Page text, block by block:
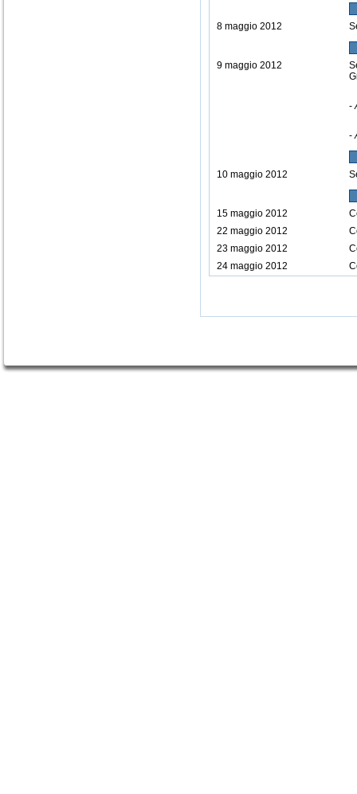
8 maggio 2012
9 maggio 2012
-
-
10 maggio 2012
15 maggio 2012
22 maggio 2012
23 maggio 2012
24 maggio 2012